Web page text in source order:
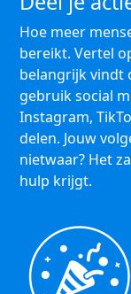
Hoe meer
bereikt. Vertel
belangrijk vindt
gebruik social
Instagram,
delen. Jouw
nietwaar? Het
hulp krijgt.